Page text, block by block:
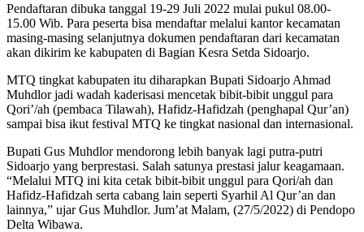
Pendaftaran dibuka tanggal 19-29 Juli 2022 mulai pukul 08.00-
15.00 Wib. Para peserta bisa mendaftar melalui kantor kecamatan
masing-masing selanjutnya dokumen pendaftaran dari kecamatan
akan dikirim ke kabupaten di Bagian Kesra Setda Sidoarjo.
MTQ tingkat kabupaten itu diharapkan Bupati Sidoarjo Ahmad
Muhdlor jadi wadah kaderisasi mencetak bibit-bibit unggul para
Qori’/ah (pembaca Tilawah), Hafidz-Hafidzah (penghapal Qur’an)
sampai bisa ikut festival MTQ ke tingkat nasional dan internasional.
Bupati Gus Muhdlor mendorong lebih banyak lagi putra-putri
Sidoarjo yang berprestasi. Salah satunya prestasi jalur keagamaan.
“Melalui MTQ ini kita cetak bibit-bibit unggul para Qori/ah dan
Hafidz-Hafidzah serta cabang lain seperti Syarhil Al Qur’an dan
lainnya,” ujar Gus Muhdlor. Jum’at Malam, (27/5/2022) di Pendopo
Delta Wibawa.